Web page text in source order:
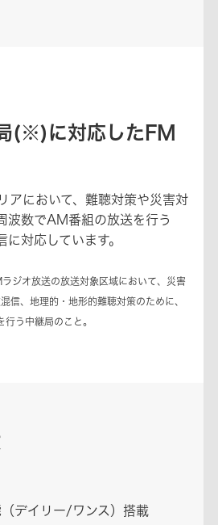
(※)に対応したFM
アにおいて、難聴対策や災害対
波数でAM番組の放送を行う
に対応しています。
ジオ放送の放送対象区域において、災害
信、地理的・地形的難聴対策のために、
う中継局のこと。
デイリー/ワンス）搭載